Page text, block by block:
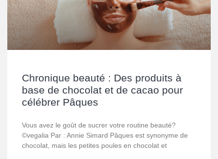
Chronique beauté : Des produits à
base de chocolat et de cacao pour
célébrer Pâques
Vous avez le goût de sucrer votre routine beauté?
©vegalia Par : Annie Simard Pâques est synonyme de
chocolat, mais les petites poules en chocolat et